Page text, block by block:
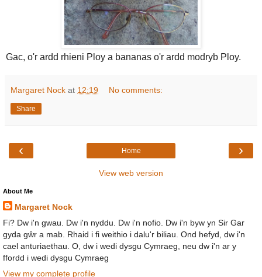
Gac, o'r ardd rhieni Ploy a bananas o'r ardd modryb Ploy.
Margaret Nock at 12:19 No comments:
Share
‹ ›
Home
View web version
About Me
Margaret Nock
Fi? Dw i'n gwau. Dw i'n nyddu. Dw i'n nofio. Dw i'n byw yn Sir Gar
gyda gŵr a mab. Rhaid i fi weithio i dalu'r biliau. Ond hefyd, dw i'n
cael anturiaethau. O, dw i wedi dysgu Cymraeg, neu dw i'n ar y
ffordd i wedi dysgu Cymraeg
View my complete profile